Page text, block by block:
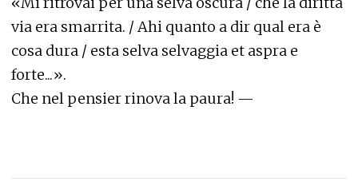
via era smarrita. / Ahi quanto a dir qual era è
cosa dura / esta selva selvaggia et aspra e
forte...».
Che nel pensier rinova la paura! —